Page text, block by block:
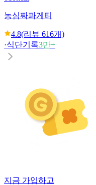
농심짜파게티
4.8(리뷰 616개)
·식단기록3만+
지금 가입하고